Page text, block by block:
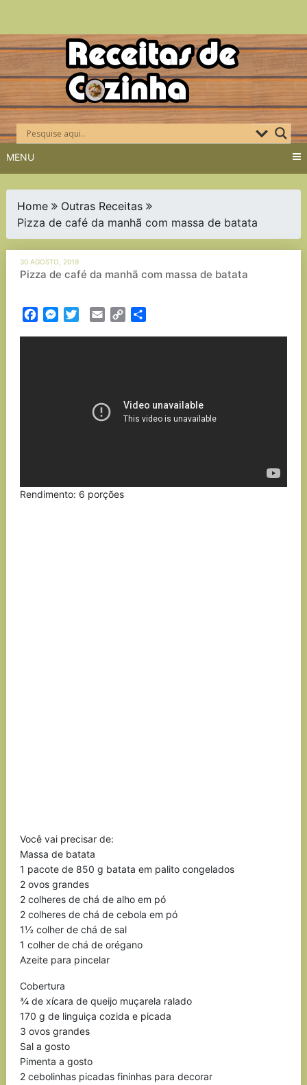
Skip
to
content
MENU
Home
Outras Receitas
Pizza de café da manhã com massa de batata
30 AGOSTO, 2019
Pizza de café da manhã com massa de batata
FacebookMessenger
TwitterEmail Copy
Rendimento: 6 porções
Você vai precisar de:
Massa de batata
1 pacote de 850 g batata em palito congelados
2 ovos grandes
2 colheres de chá de alho em pó
2 colheres de chá de cebola em pó
1½ colher de chá de sal
1 colher de chá de orégano
Azeite para pincelar
Cobertura
¾ de xícara de queijo muçarela ralado
170 g de linguiça cozida e picada
3 ovos grandes
Sal a gosto
Pimenta a gosto
2 cebolinhas picadas fininhas para decorar